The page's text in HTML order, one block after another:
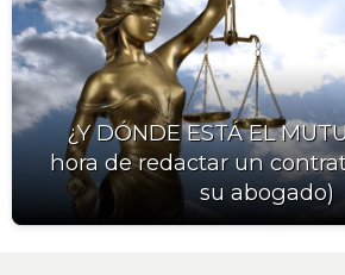
¿Y DÓNDE ESTÁ EL
hora de redactar un
su abogado)